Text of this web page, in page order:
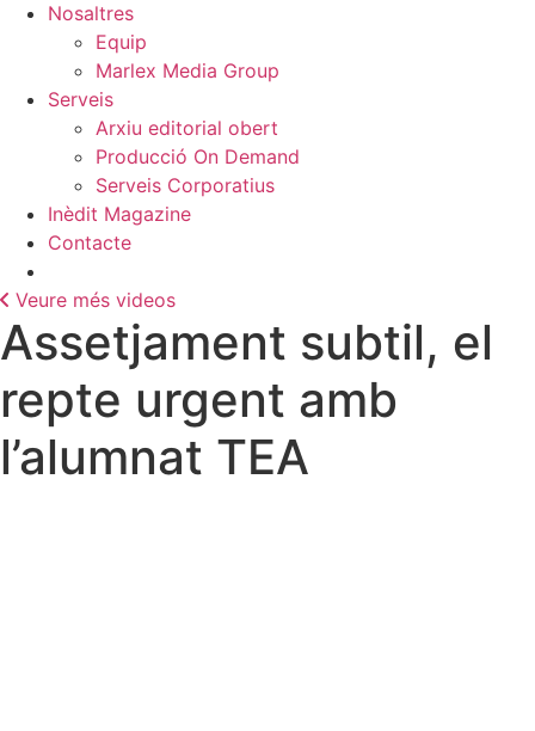
Nosaltres
Equip
Marlex Media Group
Serveis
Arxiu editorial obert
Producció On Demand
Serveis Corporatius
Inèdit Magazine
Contacte
Veure més videos
Assetjament subtil, el
repte urgent amb
l’alumnat TEA